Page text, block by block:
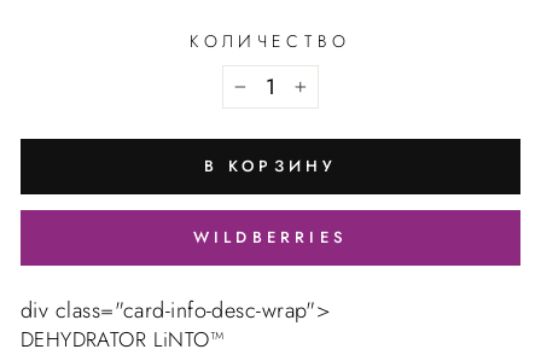
КОЛИЧЕСТВО
В КОРЗИНУ
WILDBERRIES
div class="card-info-desc-wrap">
DEHYDRATOR LiNTO™